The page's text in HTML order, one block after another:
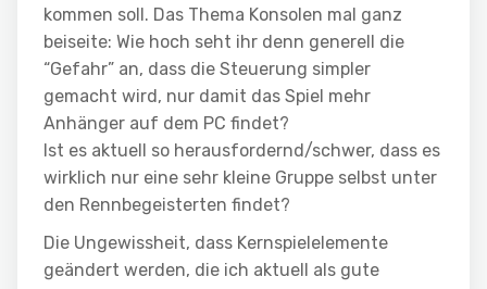
kommen soll. Das Thema Konsolen mal ganz
beiseite: Wie hoch seht ihr denn generell die
“Gefahr” an, dass die Steuerung simpler
gemacht wird, nur damit das Spiel mehr
Anhänger auf dem PC findet?
Ist es aktuell so herausfordernd/schwer, dass es
wirklich nur eine sehr kleine Gruppe selbst unter
den Rennbegeisterten findet?
Die Ungewissheit, dass Kernspielelemente
geändert werden, die ich aktuell als gute